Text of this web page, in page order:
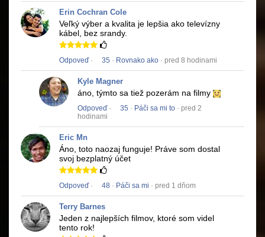
Erin Cochran Cole
Veľký výber a kvalita je lepšia ako televízny
kábel, bez srandy.
Odpoveď· 35 · Rovnako ako · pred 8 hodinami
Kyle Magner
áno, týmto sa tiež pozerám na filmy
Odpoveď· 35 · Páči sa mi to · pred 2
hodinami
Eric Mn
Áno, toto naozaj funguje! Práve som dostal
svoj bezplatný účet
Odpoveď· 48 · Páči sa mi · pred 1 dňom
Terry Barnes
Jeden z najlepších filmov, ktoré som videl
tento rok!